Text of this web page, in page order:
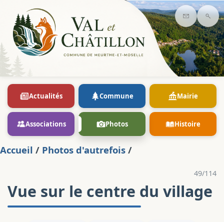
Contact
Actualités Commune Mairie
Associations Photos Histoire
Accueil / Photos d'autrefois /
49/114
Vue sur le centre du village